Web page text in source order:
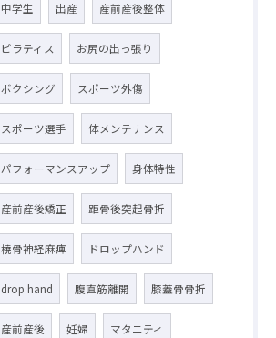
中学生 出産 産前産後整体
ピラティス お尻の出っ張り
ボクシング スポーツ外傷
スポーツ選手 体メンテナンス
パフォーマンスアップ 身体特性
産前産後矯正 距骨後突起骨折
橈骨神経麻痺 ドロップハンド
drop hand 腹直筋離開 膝蓋骨骨折
産前産後 妊婦 マタニティ